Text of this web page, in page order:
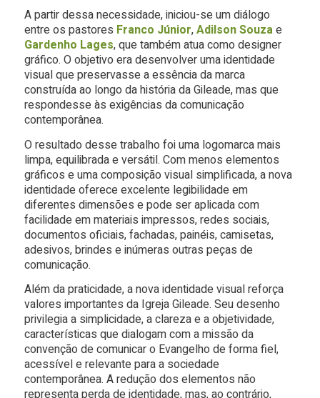
A partir dessa necessidade, iniciou-se um diálogo
entre os pastores Franco Júnior,Adilson Souzae
Gardenho Lages, que também atua como designer
gráfico. O objetivo era desenvolver uma identidade
visual que preservasse a essência da marca
construída ao longo da história da Gileade, mas que
respondesse às exigências da comunicação
contemporânea.
O resultado desse trabalho foi uma logomarca mais
limpa, equilibrada e versátil. Com menos elementos
gráficos e uma composição visual simplificada, a nova
identidade oferece excelente legibilidade em
diferentes dimensões e pode ser aplicada com
facilidade em materiais impressos, redes sociais,
documentos oficiais, fachadas, painéis, camisetas,
adesivos, brindes e inúmeras outras peças de
comunicação.
Além da praticidade, a nova identidade visual reforça
valores importantes da Igreja Gileade. Seu desenho
privilegia a simplicidade, a clareza e a objetividade,
características que dialogam com a missão da
convenção de comunicar o Evangelho de forma fiel,
acessível e relevante para a sociedade
contemporânea. A redução dos elementos não
representa perda de identidade, mas, ao contrário,